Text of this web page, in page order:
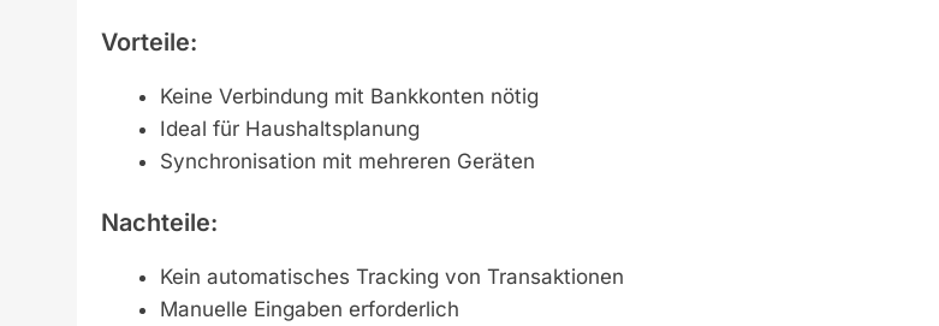
Vorteile:
Keine Verbindung mit Bankkonten nötig
Ideal für Haushaltsplanung
Synchronisation mit mehreren Geräten
Nachteile:
Kein automatisches Tracking von Transaktionen
Manuelle Eingaben erforderlich